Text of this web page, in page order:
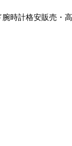
時計格安販売・